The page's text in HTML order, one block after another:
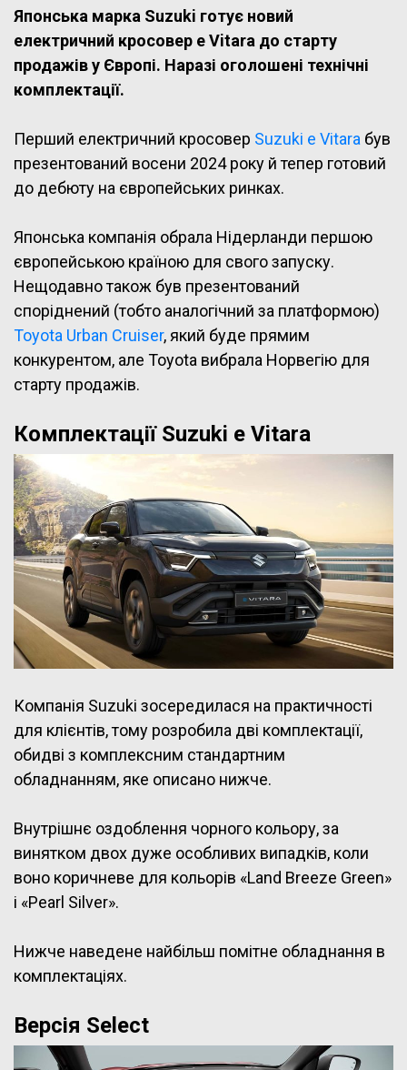
Японська марка Suzuki готує новий
електричний кросовер e Vitara до старту
продажів у Європі. Наразі оголошені технічні
комплектації.
Перший електричний кросовер Suzuki e Vitara був
презентований восени 2024 року й тепер готовий
до дебюту на європейських ринках.
Японська компанія обрала Нідерланди першою
європейською країною для свого запуску.
Нещодавно також був презентований
споріднений (тобто аналогічний за платформою)
Toyota Urban Cruiser, який буде прямим
конкурентом, але Toyota вибрала Норвегію для
старту продажів.
Комплектації Suzuki e Vitara
Компанія Suzuki зосередилася на практичності
для клієнтів, тому розробила дві комплектації,
обидві з комплексним стандартним
обладнанням, яке описано нижче.
Внутрішнє оздоблення чорного кольору, за
винятком двох дуже особливих випадків, коли
воно коричневе для кольорів «Land Breeze Green»
і «Pearl Silver».
Нижче наведене найбільш помітне обладнання в
комплектаціях.
Версія Select